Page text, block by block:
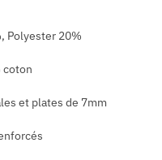
Polyester 20%
coton
et plates de 7mm